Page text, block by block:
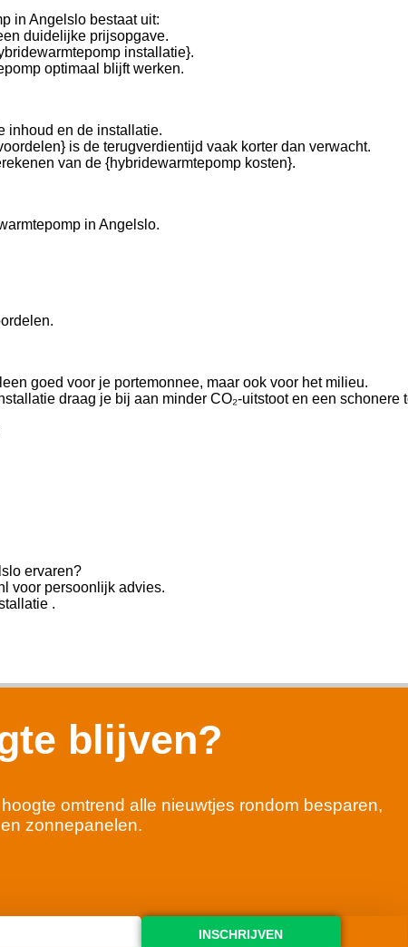
in Angelslo bestaat uit:
duidelijke prijsopgave.
installatie}.
optimaal blijft werken.
inhoud en de installatie.
is de terugverdientijd vaak korter dan verwacht.
van de {hybridewarmtepomp kosten}.
in Angelslo.
goed voor je portemonnee, maar ook voor het milieu.
draag je bij aan minder CO₂-uitstoot en een schonere
ervaren?
voor persoonlijk advies.
.
blijven?
omtrend alle nieuwtjes rondom besparen,
zonnepanelen.
INSCHRIJVEN